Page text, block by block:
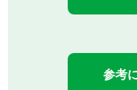
参考